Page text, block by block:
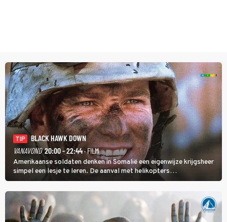
TIP
BLACK HAWK DOWN
VANAVOND 20:00 - 22:44· FILM
Amerikaanse soldaten denken in Somalië een eigenwijze krijgsheer
simpel een lesje te leren. De aanval met helikopters
verloopt in Black Hawk down dramatisch.